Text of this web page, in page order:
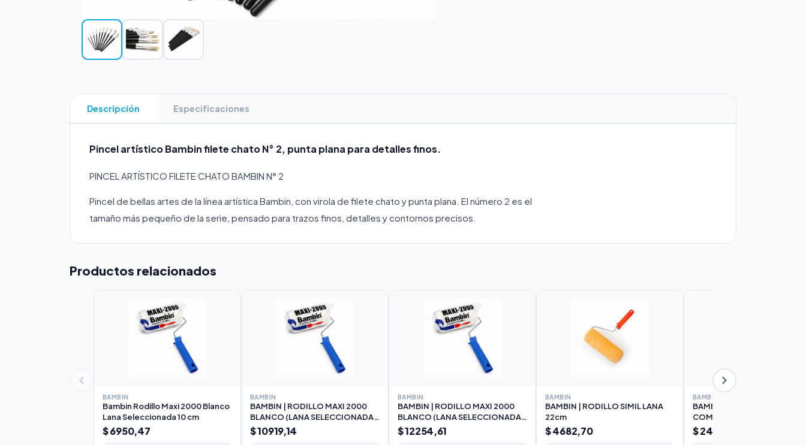
Descripción Especificaciones
Pincel artístico Bambin filete chato N° 2, punta plana para detalles finos.
PINCEL ARTÍSTICO FILETE CHATO BAMBIN N° 2
Pincel de bellas artes de la línea artística Bambin, con virola de filete chato y punta plana. El número 2 es el
tamaño más pequeño de la serie, pensado para trazos finos, detalles y contornos precisos.
Productos relacionados
BAMBIN
Bambin Rodillo Maxi 2000 Blanco
Lana Seleccionada 10 cm
$ 6950,47
BAMBIN
BAMBIN | RODILLO MAXI 2000
BLANCO (LANA SELECCIONADA)
17cm
$ 10919,14
BAMBIN
BAMBIN | RODILLO MAXI 2000
BLANCO (LANA SELECCIONADA)
22cm
$ 12254,61
BAMBIN
BAMBIN | RODILLO SIMIL LANA
22cm
$ 4682,70
BAMBIN
BAMBIN | RODILLO
COMPLETO 10cm
$ 2426,48